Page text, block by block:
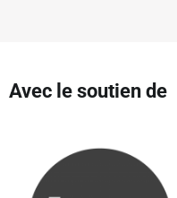
Avec le soutien de